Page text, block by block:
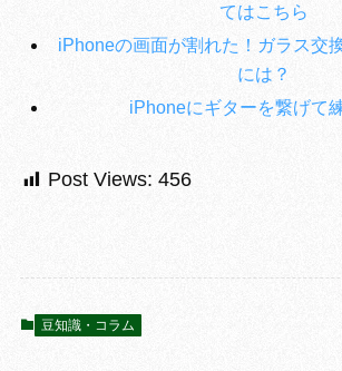
てはこちら
iPhoneの画面が割れた！ガラス交
には？
iPhoneにギターを繋げて
Post Views: 456
豆知識・コラム